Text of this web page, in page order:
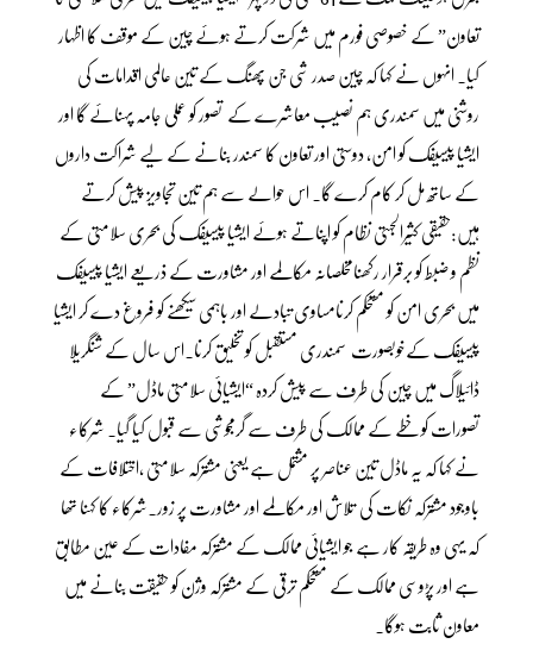
تعاون” کے خصوصی فورم میں شرکت کرتے ہوئے چین کے موقف کا اظہار
کیا۔ انہوں نے کہا کہ چین صدر شی جن پھنگ کے تین عالمی اقدامات کی
روشنی میں سمندری ہم نصیب معاشرے کے تصور کو عملی جامہ پہنائے گا اور
ایشیا پیسیفک کو امن، دوستی اور تعاون کا سمندر بنانے کے لیے شراکت داروں
کے ساتھ مل کر کام کرے گا۔ اس حوالے سے ہم تین تجاویز پیش کرتے
ہیں:حقیقی کثیرالجہتی نظام کو اپناتے ہوئے ایشیا پیسیفک کی بحری سلامتی کے
نظم و ضبط کو برقرار رکھنامخلصانہ مکالمے اور مشاورت کے ذریعے ایشیا پیسیفک
میں بحری امن کو مستحکم کرنامساوی تبادلے اور باہمی سیکھنے کو فروغ دے کر ایشیا
پیسیفک کےخوبصورت سمندری مستقبل کو تخلیق کرنا۔اس سال کے شنگریلا
ڈائیلاگ میں چین کی طرف سے پیش کردہ “ایشیائی سلامتی ماڈل” کے
تصورات کو خطے کے ممالک کی طرف سے گرمجوشی سے قبول کیا گیا۔ شرکاء
نے کہا کہ یہ ماڈل تین عناصر پر مشتمل ہے یعنی مشترکہ سلامتی ،اختلافات کے
باوجود مشترکہ نکات کی تلاش اور مکالمے اور مشاورت پر زور۔شرکاء کا کہنا تھا
کہ یہی وہ طریقہ کار ہے جو ایشیائی ممالک کے مشترکہ مفادات کے عین مطابق
ہے اور پڑوسی ممالک کے مستحکم ترقی کے مشترکہ وژن کو حقیقت بنانے میں
معاون ثابت ہوگا۔